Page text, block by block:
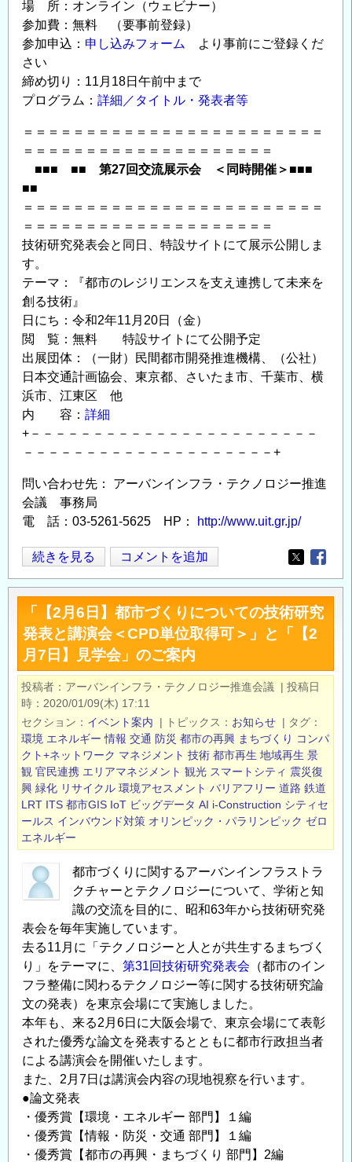
位
取
得
可
＞
の
場 所：オンライン（ウェビナー）
参加費：無料 （要事前登録）
参加申込： 申し込みフォーム
より事前にご登録くだ
さい
締め切り：11月18日午前中まで
プログラム： 詳細／タイトル・発表者等
＝＝＝＝＝＝＝＝＝＝＝＝＝＝＝＝＝＝＝＝＝＝＝＝
＝＝＝＝＝＝＝＝＝＝＝＝＝＝＝＝＝＝＝＝
■■■ ■■ 第27回交流展示会 ＜同時開催＞■■■
■■
＝＝＝＝＝＝＝＝＝＝＝＝＝＝＝＝＝＝＝＝＝＝＝＝
＝＝＝＝＝＝＝＝＝＝＝＝＝＝＝＝＝＝＝＝
技術研究発表会と同日、特設サイトにて展示公開しま
す。
テーマ：『都市のレジリエンスを支え連携して未来を
創る技術』
日にち：令和2年11月20日（金）
閲 覧：無料 特設サイトにて公開予定
出展団体：（一財）民間都市開発推進機構、（公社）
日本交通計画協会、東京都、さいたま市、千葉市、横
浜市、江東区 他
内 容： 詳細
+－－－－－－－－－－－－－－－－－－－－－－－
－－－－－－－－－－－－－－－－－－－－+
問い合わせ先： アーバンインフラ・テクノロジー推進
会議 事務局
電 話：03-5261-5625 HP：
http://www.uit.gr.jp/
◆【11
月
20
日】
第
32
回
技
研
究
発
表
会・
特
別
講
演
第
27
回
交
流
展
示
会
開
催
の
ご
続きを見る コメントを追加
Opens in
「【2月6日】都市づくりについての技術研究
発表と講演会＜CPD単位取得可＞」と「【2
月7日】見学会」のご案内
投稿者 アーバンインフラ・テクノロジー推進会議 | 投稿日
時
2020/01/09(木) 17:11
セクション
イベント案内 | トピックス お知らせ | タグ
環境 エネルギー 情報 交通 防災 都市の再興 まちづくり コンパ
クト+ネットワーク マネジメント 技術 都市再生 地域再生 景
観 官民連携 エリアマネジメント 観光 スマートシティ 震災復
興 緑化 リサイクル 環境アセスメント バリアフリー 道路 鉄道
LRT ITS 都市GIS IoT ビッグデータ AI i-Construction シティセ
ールス インバウンド対策 オリンピック・パラリンピック ゼロ
エネルギー
都市づくりに関するアーバンインフラストラ
クチャーとテクノロジーについて、学術と知
識の交流を目的に、昭和63年から技術研究発
表会を毎年実施しています。
去る11月に「テクノロジーと人とが共生するまちづく
り」をテーマに、 第31回技術研究発表会 （都市のイン
フラ整備に関わるテクノロジー等に関する技術研究論
文の発表）を東京会場にて実施しました。
本年も、来る2月6日に大阪会場で、東京会場にて表彰
された優秀な論文を発表するとともに都市行政担当者
による講演会を開催いたします。
また、2月7日は講演会内容の現地視察を行います。
●論文発表
・優秀賞【環境・エネルギー 部門】１編
・優秀賞【情報・防災・交通 部門】１編
・優秀賞【都市の再興・まちづくり 部門】2編